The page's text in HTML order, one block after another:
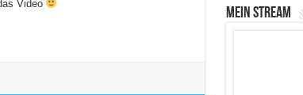
Video
Mein Stream